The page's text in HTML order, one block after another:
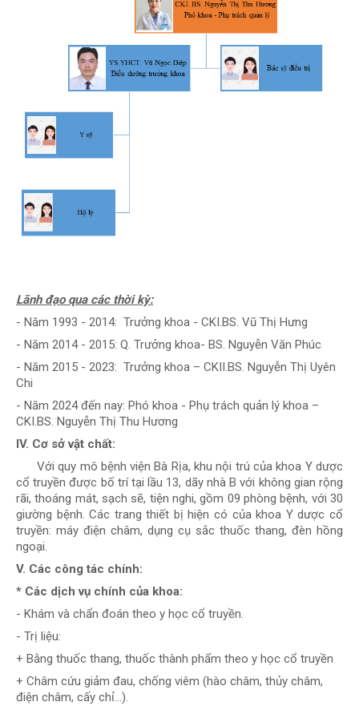
Lãnh đạo qua các thời kỳ:
- Năm 1993 - 2014: Trưởng khoa - CKI.BS. Vũ Thị Hưng
- Năm 2014 - 2015: Q. Trưởng khoa- BS. Nguyễn Văn Phúc
- Năm 2015 - 2023: Trưởng khoa – CKII.BS. Nguyễn Thị Uyên
Chi
- Năm 2024 đến nay: Phó khoa - Phụ trách quản lý khoa –
CKI.BS. Nguyễn Thị Thu Hương
IV. Cơ sở vật chất:
Với quy mô bệnh viện Bà Rịa, khu nội trú của khoa Y dược
cổ truyền được bố trí tại lầu 13, dãy nhà B với không gian rộng
rãi, thoáng mát, sạch sẽ, tiện nghi, gồm 09 phòng bệnh, với 30
giường bệnh. Các trang thiết bị hiện có của khoa Y dược cổ
truyền: máy điện châm, dụng cụ sắc thuốc thang, đèn hồng
ngoại.
V. Các công tác chính:
* Các dịch vụ chính của khoa:
- Khám và chẩn đoán theo y học cổ truyền.
- Trị liệu:
+ Bằng thuốc thang, thuốc thành phẩm theo y học cổ truyền
+ Châm cứu giảm đau, chống viêm (hào châm, thủy châm,
điện châm, cấy chỉ…).